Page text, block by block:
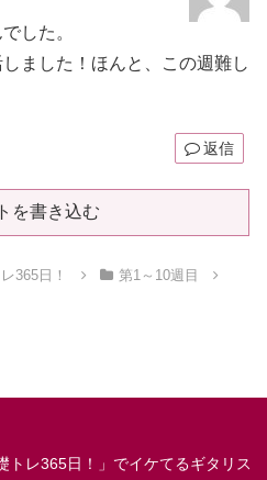
した。
ました！ほんと、この週難し
返信
を書き込む
365日！
第1～10週目
レ365日！」でイケてるギタリス